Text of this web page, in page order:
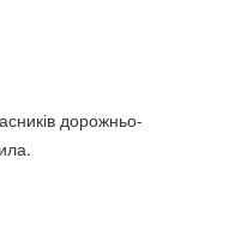
дорожньо-